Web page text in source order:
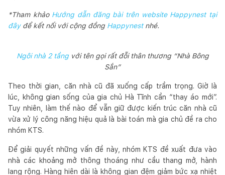
*Tham khảo Hướng dẫn đăng bài trên website Happynest tại
đâyđể kết nối với cộng đồng Happynest nhé.
Ngôi nhà 2 tầngvới tên gọi rất đỗi thân thương “Nhà Bông
Sắn”
Theo thời gian, căn nhà cũ đã xuống cấp trầm trọng. Giờ là
lúc, không gian sống của gia chủ Hà Tĩnh cần “thay áo mới”.
Tuy nhiên, làm thế nào để vẫn giữ được kiến trúc căn nhà cũ
vừa xử lý công năng hiệu quả là bài toán mà gia chủ đề ra cho
nhóm KTS.
Để giải quyết những vấn đề này, nhóm KTS đề xuất đưa vào
nhà các khoảng mở thông thoáng như cầu thang mở, hành
lang rộng. Hàng hiên dài là không gian đệm giảm bức xạ nhiệt